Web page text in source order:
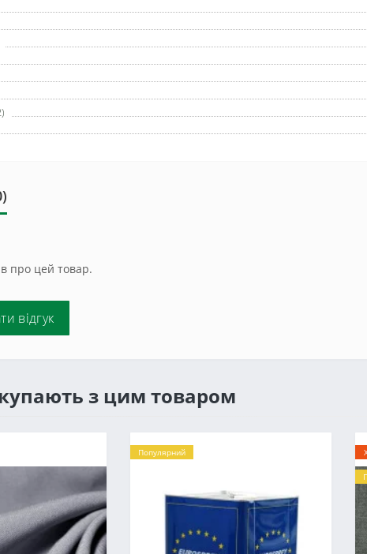
про цей товар.
відгук
з цим товаром
Популярний